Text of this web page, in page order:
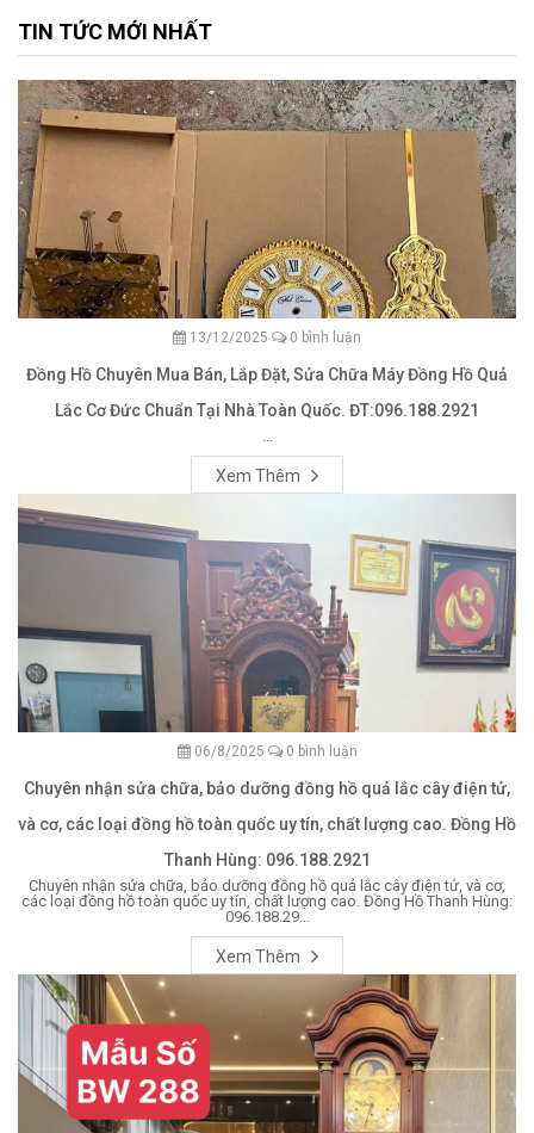
TIN TỨC MỚI NHẤT
13/12/2025 0 bình luận
Đồng Hồ Chuyên Mua Bán, Lắp Đặt, Sửa Chữa Máy Đồng Hồ Quả
Lắc Cơ Đức Chuẩn Tại Nhà Toàn Quốc. ĐT:096.188.2921
Xem Thêm
06/8/2025 0 bình luận
Chuyên nhận sửa chữa, bảo dưỡng đồng hồ quả lắc cây điện tử,
và cơ, các loại đồng hồ toàn quốc uy tín, chất lượng cao. Đồng Hồ
Thanh Hùng: 096.188.2921
Chuyên nhận sửa chữa, bảo dưỡng đồng hồ quả lắc cây điện tử, và cơ,
các loại đồng hồ toàn quốc uy tín, chất lượng cao. Đồng Hồ Thanh Hùng:
096.188.29...
Xem Thêm